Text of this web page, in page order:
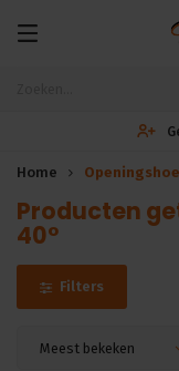
Home
Producten
40°
Filters
Meest bekeken